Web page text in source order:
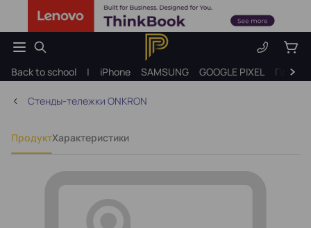
Back to school | iPhone SAMSUNG GOOGLE PIXEL
Стенды-тележки ONKRON
ПродуктХарактеристики